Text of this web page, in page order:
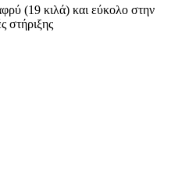
(19 κιλά) και εύκολο στην
στήριξης